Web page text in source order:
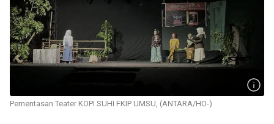
Pementasan Teater KOPI SUHI FKIP UMSU, (ANTARA/HO-)